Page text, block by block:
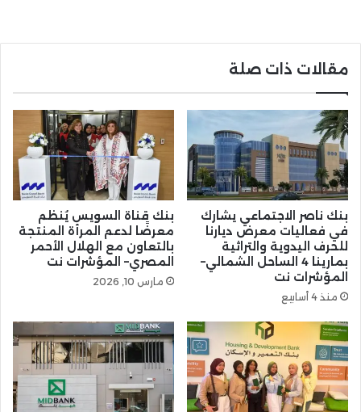
مقالات ذات صلة
بنك ناصر الاجتماعي يشارك
في فعاليات معرض ديارنا
للحرف اليدوية والتراثية
بمارينا 4 الساحل الشمالي–
المؤشرات نت
منذ 4 أسابيع
بنك قناة السويس يُنظم
معرضًا لدعم المرأة المنتجة
بالتعاون مع الهلال الأحمر
المصري– المؤشرات نت
مارس 10, 2026